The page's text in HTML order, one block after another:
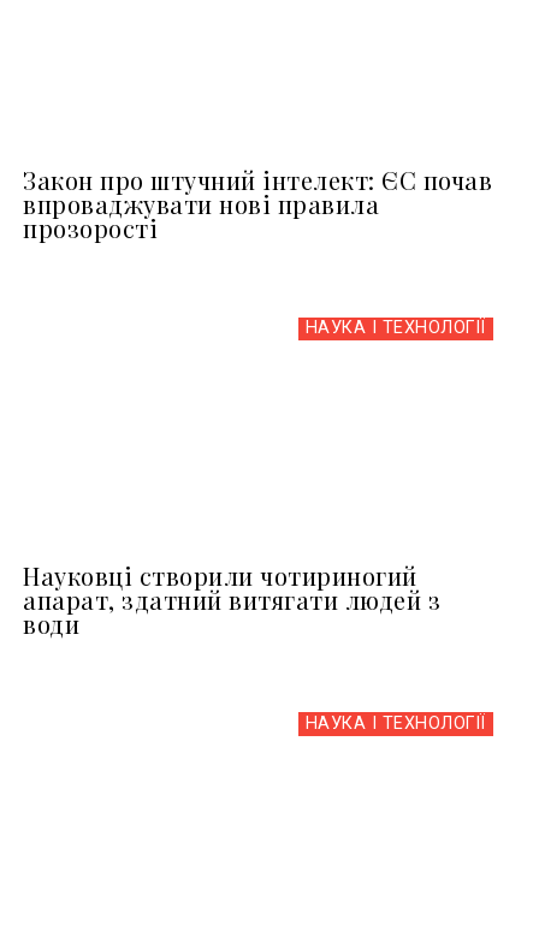
Закон про штучний інтелект: ЄС почав
впроваджувати нові правила
прозорості
НАУКА І ТЕХНОЛОГІЇ
Науковці створили чотириногий
апарат, здатний витягати людей з
води
НАУКА І ТЕХНОЛОГІЇ